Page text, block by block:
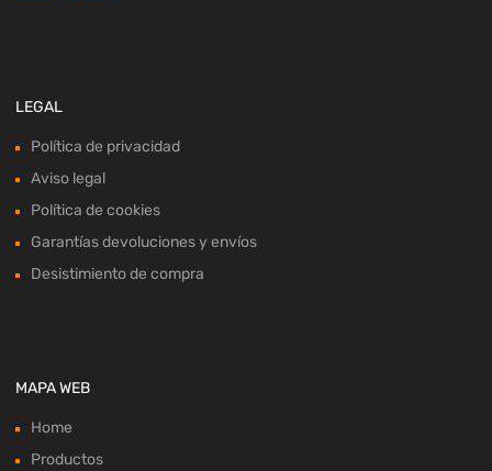
LEGAL
Política de privacidad
Aviso legal
Política de cookies
Garantías devoluciones y envíos
Desistimiento de compra
MAPA WEB
Home
Productos